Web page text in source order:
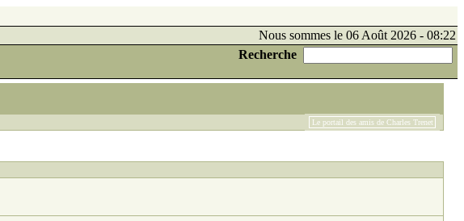
Nous sommes le 06 Août 2026 - 08:22
Recherche
Le portail des amis de Charles Trenet